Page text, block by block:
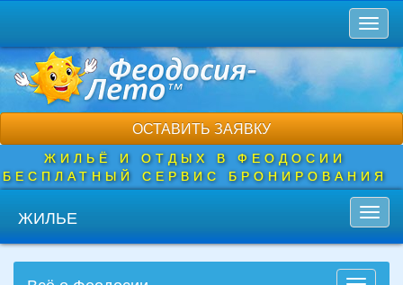
основному
содержанию
ОСТАВИТЬ ЗАЯВКУ
ЖИЛЬЁ И ОТДЫХ В ФЕОДОСИИ
БЕСПЛАТНЫЙ СЕРВИС БРОНИРОВАНИЯ
ЖИЛЬЕ